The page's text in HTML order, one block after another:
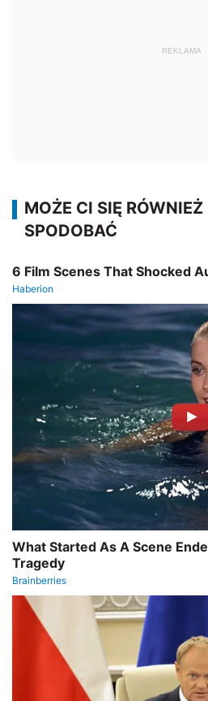
REKLAMA